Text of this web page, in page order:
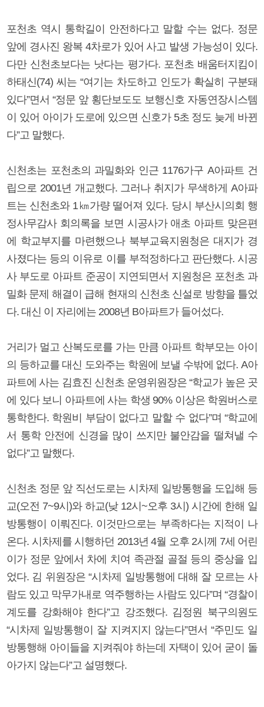
포천초 역시 통학길이 안전하다고 말할 수는 없다. 정문
앞에 경사진 왕복 4차로가 있어 사고 발생 가능성이 있다.
다만 신천초보다는 낫다는 평가다. 포천초 배움터지킴이
하태신(74) 씨는 “여기는 차도하고 인도가 확실히 구분돼
있다”면서 “정문 앞 횡단보도도 보행신호 자동연장시스템
이 있어 아이가 도로에 있으면 신호가 5초 정도 늦게 바뀐
다”고 말했다.
신천초는 포천초의 과밀화와 인근 1176가구 A아파트 건
립으로 2001년 개교했다. 그러나 취지가 무색하게 A아파
트는 신천초와 1㎞가량 떨어져 있다. 당시 부산시의회 행
정사무감사 회의록을 보면 시공사가 애초 아파트 맞은편
에 학교부지를 마련했으나 북부교육지원청은 대지가 경
사졌다는 등의 이유로 이를 부적정하다고 판단했다. 시공
사 부도로 아파트 준공이 지연되면서 지원청은 포천초 과
밀화 문제 해결이 급해 현재의 신천초 신설로 방향을 틀었
다. 대신 이 자리에는 2008년 B아파트가 들어섰다.
거리가 멀고 산복도로를 가는 만큼 아파트 학부모는 아이
의 등하교를 대신 도와주는 학원에 보낼 수밖에 없다. A아
파트에 사는 김효진 신천초 운영위원장은 “학교가 높은 곳
에 있다 보니 아파트에 사는 학생 90% 이상은 학원버스로
통학한다. 학원비 부담이 없다고 말할 수 없다”며 “학교에
서 통학 안전에 신경을 많이 쓰지만 불안감을 떨쳐낼 수
없다”고 말했다.
신천초 정문 앞 직선도로는 시차제 일방통행을 도입해 등
교(오전 7~9시)와 하교(낮 12시~오후 3시) 시간에 한해 일
방통행이 이뤄진다. 이것만으로는 부족하다는 지적이 나
온다. 시차제를 시행하던 2013년 4월 오후 2시께 7세 어린
이가 정문 앞에서 차에 치여 족관절 골절 등의 중상을 입
었다. 김 위원장은 “시차제 일방통행에 대해 잘 모르는 사
람도 있고 막무가내로 역주행하는 사람도 있다”며 “경찰이
계도를 강화해야 한다”고 강조했다. 김정원 북구의원도
“시차제 일방통행이 잘 지켜지지 않는다”면서 “주민도 일
방통행해 아이들을 지켜줘야 하는데 자택이 있어 굳이 돌
아가지 않는다”고 설명했다.